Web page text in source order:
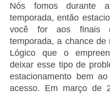
Nós fomos durante
temporada, então
você for aos finais
temporada, a chance
Lógico que o
deixar esse tipo de
estacionamento bem
acesso. Em março de